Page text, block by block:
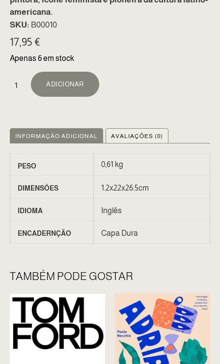
americana.
SKU: B00010
17,95 €
Apenas 6 em stock
ADICIONAR
INFORMAÇÃO ADICIONAL AVALIAÇÕES (0)
PESO 0,61 kg
DIMENSÔES 1.2x22x26.5cm
IDIOMA Inglês
ENCADERNÇÃO Capa Dura
TAMBÉM PODE GOSTAR